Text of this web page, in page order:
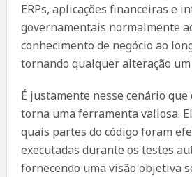
ERPs, aplicações financeiras e
governamentais normalmente
conhecimento de negócio ao
tornando qualquer alteração
É justamente nesse cenário que
torna uma ferramenta valiosa.
quais partes do código foram
executadas durante os testes
fornecendo uma visão objetiva